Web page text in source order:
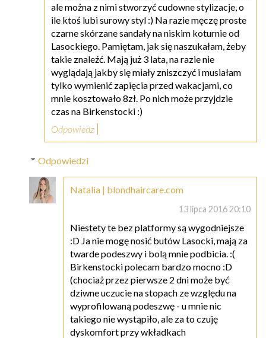
ale można z nimi stworzyć cudowne stylizacje, o
ile ktoś lubi surowy styl :) Na razie męczę proste
czarne skórzane sandały na niskim koturnie od
Lasockiego. Pamiętam, jak się naszukałam, żeby
takie znaleźć. Mają już 3 lata, na razie nie
wyglądają jakby się miały zniszczyć i musiałam
tylko wymienić zapięcia przed wakacjami, co
mnie kosztowało 8zł. Po nich może przyjdzie
czas na Birkenstocki :)
Odpowiedz
Odpowiedzi
Natalia | blondhaircare.com
13 lipca 2016 20:10
Niestety te bez platformy są wygodniejsze
:D Ja nie mogę nosić butów Lasocki, mają za
twarde podeszwy i bolą mnie podbicia. :(
Birkenstocki polecam bardzo mocno :D
(chociaż przez pierwsze 2 dni może być
dziwne uczucie na stopach ze względu na
wyprofilowaną podeszwę - u mnie nic
takiego nie wystąpiło, ale za to czuję
dyskomfort przy wkładkach